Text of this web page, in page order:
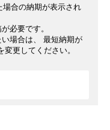
場合の納期が表示され
必要です。
場合は、 最短納期が
更してください。